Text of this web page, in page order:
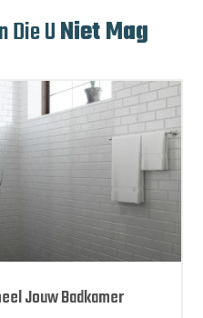
Die UNiet Mag
Jouw Badkamer